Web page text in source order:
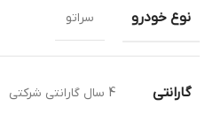
نوع خودرو سراتو
گارانتی 4 سال گارانتی شرکتی